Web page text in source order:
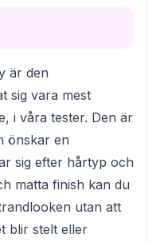
är den
sig vara mest
i våra tester. Den är
önskar en
sig efter hårtyp och
matta finish kan du
utan att
blir stelt eller